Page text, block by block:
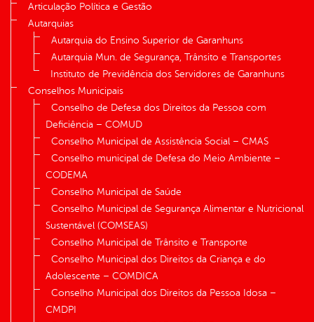
Articulação Política e Gestão
Autarquias
Autarquia do Ensino Superior de Garanhuns
Autarquia Mun. de Segurança, Trânsito e Transportes
Instituto de Previdência dos Servidores de Garanhuns
Conselhos Municipais
Conselho de Defesa dos Direitos da Pessoa com
Deficiência – COMUD
Conselho Municipal de Assistência Social – CMAS
Conselho municipal de Defesa do Meio Ambiente –
CODEMA
Conselho Municipal de Saúde
Conselho Municipal de Segurança Alimentar e Nutricional
Sustentável (COMSEAS)
Conselho Municipal de Trânsito e Transporte
Conselho Municipal dos Direitos da Criança e do
Adolescente – COMDICA
Conselho Municipal dos Direitos da Pessoa Idosa –
CMDPI